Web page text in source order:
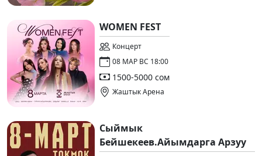
WOMEN FEST
Концерт
08 МАР ВС 18:00
1500-5000 сом
Жаштык Арена
Сыймык
Бейшекеев.Айымдарга Арзуу